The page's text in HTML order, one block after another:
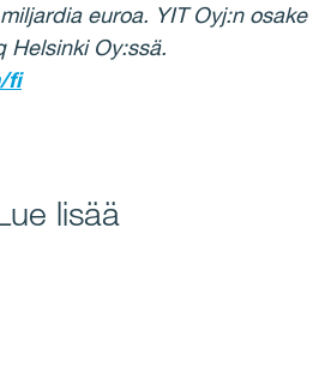
euroa. YIT Oyj:n osake
Helsinki Oy:ssä.
fi
lisää